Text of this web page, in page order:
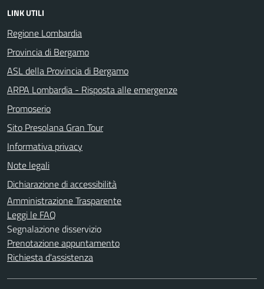
LINK UTILI
Regione Lombardia
Provincia di Bergamo
ASL della Provincia di Bergamo
ARPA Lombardia - Risposta alle emergenze
Promoserio
Sito Presolana Gran Tour
Informativa privacy
Note legali
Dichiarazione di accessibilità
Amministrazione Trasparente
Leggi le FAQ
Segnalazione disservizio
Prenotazione appuntamento
Richiesta d'assistenza